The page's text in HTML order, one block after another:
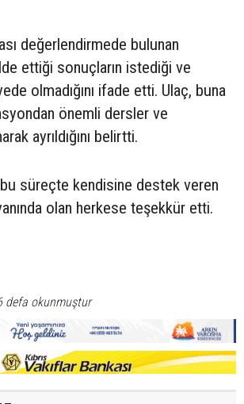
değerlendirmede bulunan
ettiği sonuçların istediği ve
olmadığını ifade etti. Ulaç, buna
önemli dersler ve
ayrıldığını belirtti.
bu süreçte kendisine destek veren
olan herkese teşekkür etti.
defa okunmuştur